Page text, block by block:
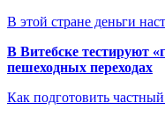
В этой стране деньги
В Витебске тестируют
пешеходных переходах
Как подготовить